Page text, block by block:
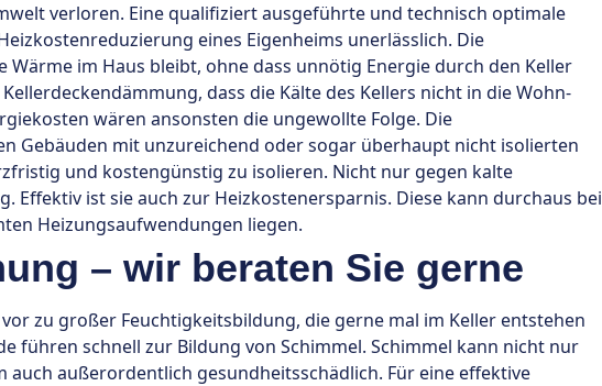
verloren. Eine qualifiziert ausgeführte und technisch optimale
eines Eigenheims unerlässlich. Die
im Haus bleibt, ohne dass unnötig Energie durch den Keller
dass die Kälte des Kellers nicht in die Wohn-
wären ansonsten die ungewollte Folge. Die
Gebäuden mit unzureichend oder sogar überhaupt nicht isolierten
und kostengünstig zu isolieren. Nicht nur gegen kalte
Effektiv ist sie auch zur Heizkostenersparnis. Diese kann durchaus bei
Heizungsaufwendungen liegen.
– wir beraten Sie gerne
zu großer Feuchtigkeitsbildung, die gerne mal im Keller entstehen
führen schnell zur Bildung von Schimmel. Schimmel kann nicht nur
auch außerordentlich gesundheitsschädlich. Für eine effektive